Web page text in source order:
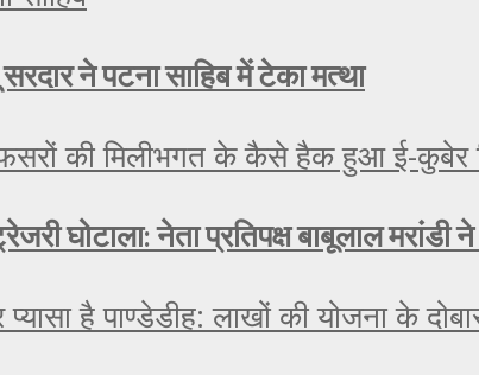
ने पटना साहिब में टेका मत्था
घोटाला: नेता प्रतिपक्ष बाबूलाल